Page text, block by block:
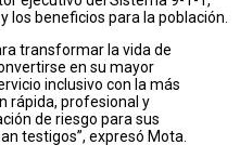
los beneficios para la población.
transformar la vida de
en su mayor
inclusivo con la más
rápida, profesional y
de riesgo para sus
testigos”, expresó Mota.